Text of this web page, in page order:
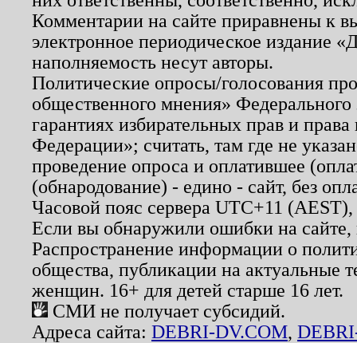
Комментарии на сайте приравнены к
электронное периодическое издание
наполняемость несут авторы.
Политические опросы/голосования
общественного мнения»
гарантиях избирательных прав и
Федерации»; считать, там где не
проведение опроса и оплатившее
(обнародование) - едино - сайт, без
Часовой пояс сервера UTC+11
Если вы обнаружили ошибки на
Распространение информации о
общества, публикации на актуальные
женщин. 16+ для детей старше 16 лет.
СМИ не получает субсидий.
Адреса сайта: DEBRI-DV.COM,